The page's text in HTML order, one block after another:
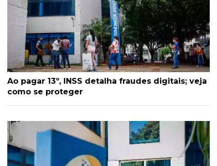
Ao pagar 13º, INSS detalha fraudes digitais; veja
como se proteger